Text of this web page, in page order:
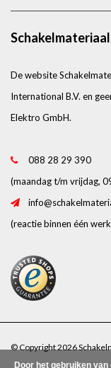
De website
International B.V. en
Elektro GmbH.
088 28 29 390
(maandag t/m vrijdag,
(reactie binnen één
© Copyright 2026
Door het gebruiken